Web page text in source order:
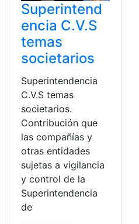
Superintend
encia C.V.S
temas
societarios
Superintendencia
C.V.S temas
societarios.
Contribución que
las compañías y
otras entidades
sujetas a vigilancia
y control de la
Superintendencia
de